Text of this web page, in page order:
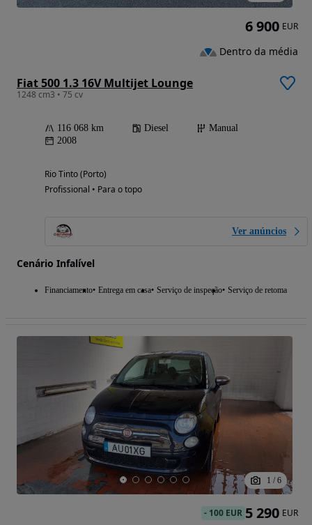
Fiat 500 1.3 16V Multijet Lounge
1248 cm3 • 75 cv
116 068 km Diesel
Manual
2008
Rio Tinto (Porto)
Profissional • Para o topo
Ver anúncios
Cenário Infalível
Financiamento Entrega em casa Serviço de inspeção Serviço de retoma
6 900 EUR
Dentro da média
1 / 6
- 100 EUR 5 290 EUR